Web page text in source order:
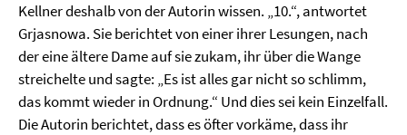
Kellner deshalb von der Autorin wissen. „10.“, antwortet
Grjasnowa. Sie berichtet von einer ihrer Lesungen, nach
der eine ältere Dame auf sie zukam, ihr über die Wange
streichelte und sagte: „Es ist alles gar nicht so schlimm,
das kommt wieder in Ordnung.“ Und dies sei kein Einzelfall.
Die Autorin berichtet, dass es öfter vorkäme, dass ihr